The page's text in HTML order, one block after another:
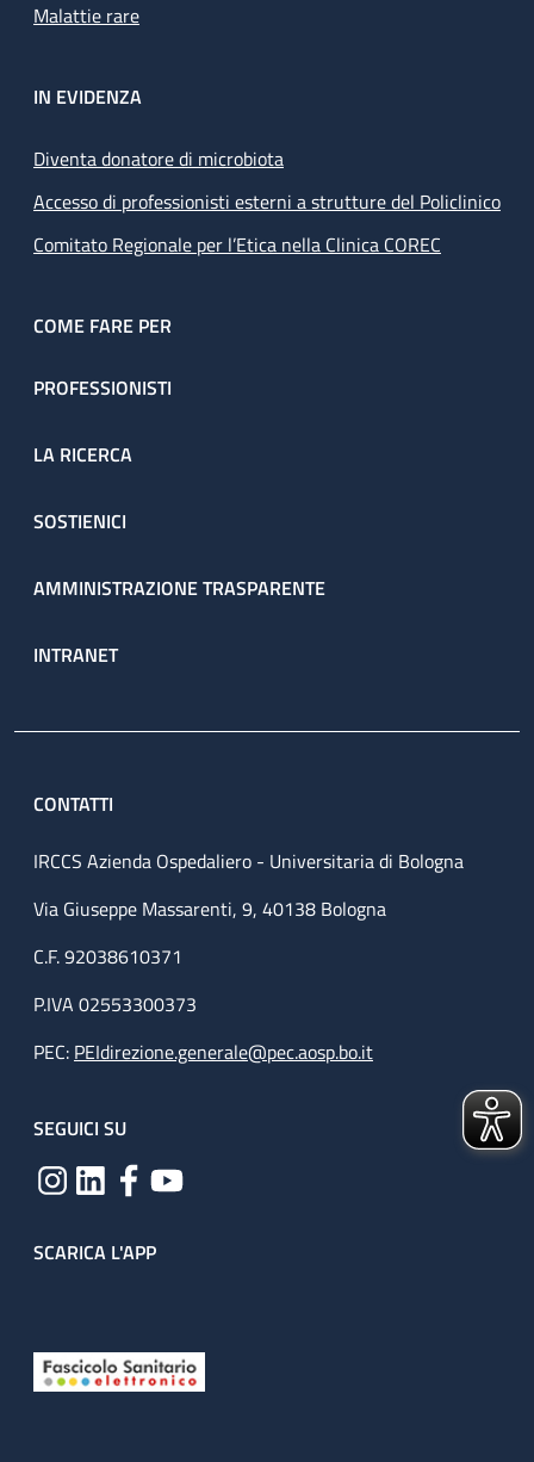
Malattie rare
IN EVIDENZA
Diventa donatore di microbiota
Accesso di professionisti esterni a strutture del Policlinico
Comitato Regionale per l’Etica nella Clinica COREC
COME FARE PER
PROFESSIONISTI
LA RICERCA
SOSTIENICI
AMMINISTRAZIONE TRASPARENTE
INTRANET
CONTATTI
IRCCS Azienda Ospedaliero - Universitaria di Bologna
Via Giuseppe Massarenti, 9, 40138 Bologna
C.F. 92038610371
P.IVA 02553300373
PEC: PEIdirezione.generale@pec.aosp.bo.it
SEGUICI SU
SCARICA L'APP